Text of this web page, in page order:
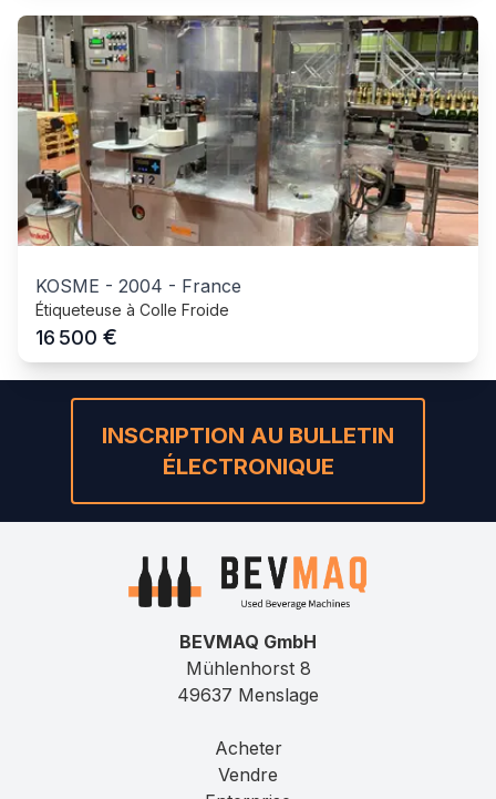
KOSME - 2004 - France
Étiqueteuse à Colle Froide
16 500 €
INSCRIPTION AU BULLETIN
ÉLECTRONIQUE
BEVMAQ GmbH
Mühlenhorst 8
49637 Menslage
Acheter
Vendre